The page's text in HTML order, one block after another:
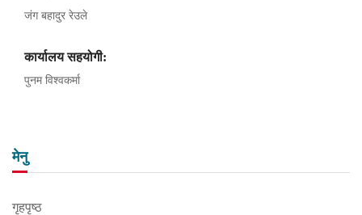
जंग बहादुर रेउले
कार्यालय सहयोगी:
पुनम विश्वकर्मा
मेनु
गृहपृष्ठ